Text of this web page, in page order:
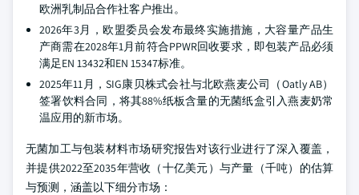
欧洲乳制品合作社客户推出。
2026年3月，欧盟委员会发布最终实施措施，大容量产品生
产商需在2028年1月前符合PPWR回收要求，即包装产品必须
满足EN 13432和EN 15347标准。
2025年11月，SIG康贝株式会社与北欧燕麦公司（Oatly AB）
签署饮料合同，将其88%纸板含量的无菌纸盒引入燕麦奶常
温应用的新市场。
无菌加工与包装材料市场研究报告对该行业进行了深入覆盖，
并提供2022至2035年营收（十亿美元）与产量（千吨）的估算
与预测，涵盖以下细分市场：